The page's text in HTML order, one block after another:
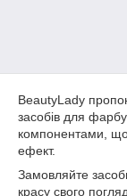
BeautyLady
засобів для
компонентами, що
ефект.
Замовляйте
красу свого